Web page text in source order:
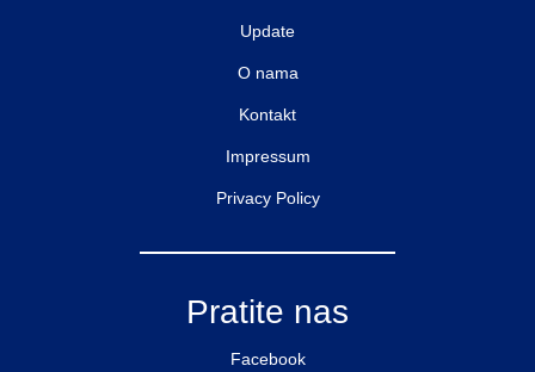
Update
O nama
Kontakt
Impressum
Privacy Policy
Pratite nas
Facebook